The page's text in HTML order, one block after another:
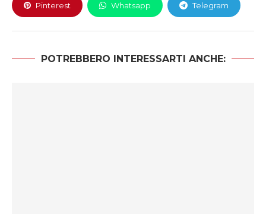
Pinterest Whatsapp Telegram
POTREBBERO INTERESSARTI ANCHE: